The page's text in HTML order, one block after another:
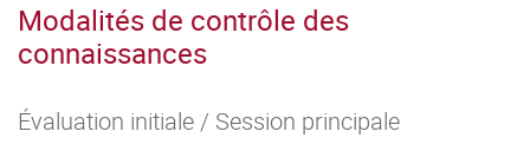
Modalités de contrôle des
connaissances
Évaluation initiale / Session principale